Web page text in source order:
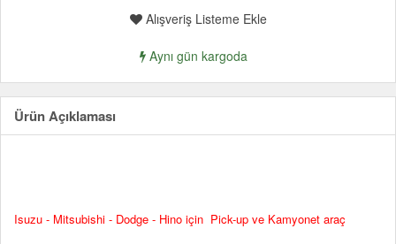
Alışveriş Listeme Ekle
Aynı gün kargoda
Ürün Açıklaması
Isuzu - Mitsubishi - Dodge - Hino için Pick-up ve Kamyonet araç